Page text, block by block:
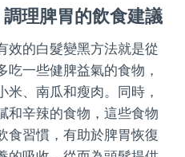
理脾胃的飲食建議
效的白髮變黑方法就是從
一些健脾益氣的食物，
、南瓜和瘦肉。同時，
和辛辣的食物，這些食物
食習慣，有助於脾胃恢復